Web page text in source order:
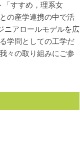
「すすめ，理系女
の産学連携の中で活
ニアロールモデルを広
学問としての工学だ
々の取り組みにご参